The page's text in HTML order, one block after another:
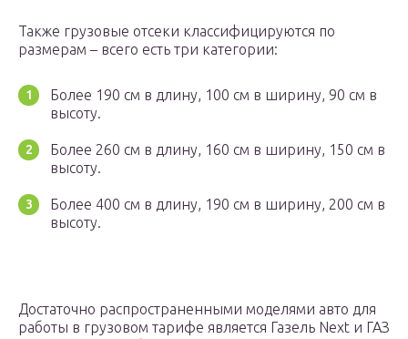
Также грузовые отсеки классифицируются по
размерам – всего есть три категории:
Более 190 см в длину, 100 см в ширину, 90 см в
высоту.
Более 260 см в длину, 160 см в ширину, 150 см в
высоту.
Более 400 см в длину, 190 см в ширину, 200 см в
высоту.
Достаточно распространенными моделями авто для
работы в грузовом тарифе является Газель Next и ГАЗ